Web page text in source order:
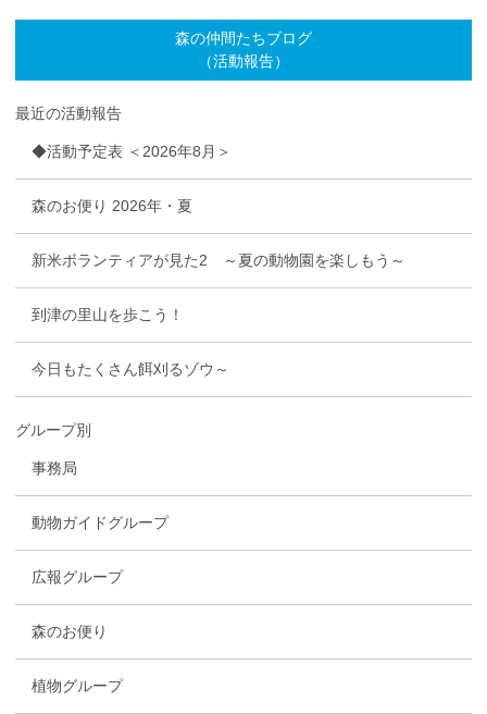
森の仲間たちブログ
（活動報告）
最近の活動報告
◆活動予定表 ＜2026年8月＞
森のお便り 2026年・夏
新米ボランティアが見た2 ～夏の動物園を楽しもう～
到津の里山を歩こう！
今日もたくさん餌刈るゾウ～
グループ別
事務局
動物ガイドグループ
広報グループ
森のお便り
植物グループ